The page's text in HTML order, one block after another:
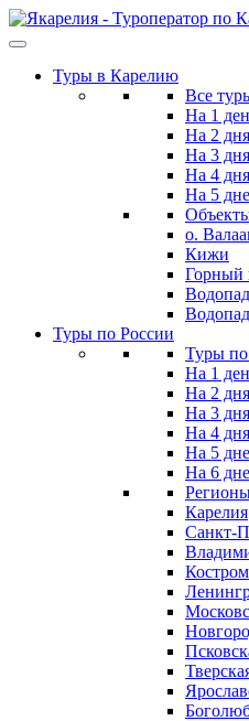
Skip
to
contentТуры в Карелию
Все
На 1
На 2 дня
На 3 дня
На 4 дня
На 5
о.
Кижи
Горный
Туры по России
Туры
На 1
На 2 дня
На 3 дня
На 4 дня
На 5
На 6
Карелия
Санкт-